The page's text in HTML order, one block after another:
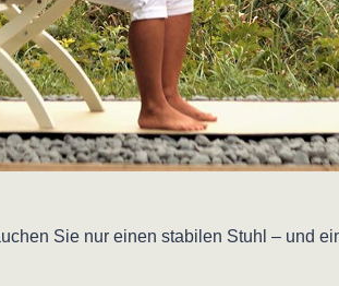
Sie nur einen stabilen Stuhl – und